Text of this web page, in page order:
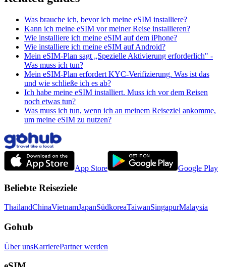
Was brauche ich, bevor ich meine eSIM installiere?
Kann ich meine eSIM vor meiner Reise installieren?
Wie installiere ich meine eSIM auf dem iPhone?
Wie installiere ich meine eSIM auf Android?
Mein eSIM-Plan sagt „Spezielle Aktivierung erforderlich" -
Was muss ich tun?
Mein eSIM-Plan erfordert KYC-Verifizierung. Was ist das
und wie schließe ich es ab?
Ich habe meine eSIM installiert. Muss ich vor dem Reisen
noch etwas tun?
Was muss ich tun, wenn ich an meinem Reiseziel ankomme,
um meine eSIM zu nutzen?
App Store Google Play
Beliebte Reiseziele
ThailandChinaVietnamJapanSüdkoreaTaiwanSingapurMalaysia
Gohub
Über unsKarrierePartner werden